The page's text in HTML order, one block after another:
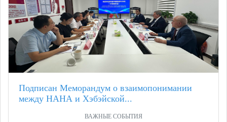
Подписан Меморандум о взаимопонимании
между НАНА и Хэбэйской...
ВАЖНЫЕ СОБЫТИЯ